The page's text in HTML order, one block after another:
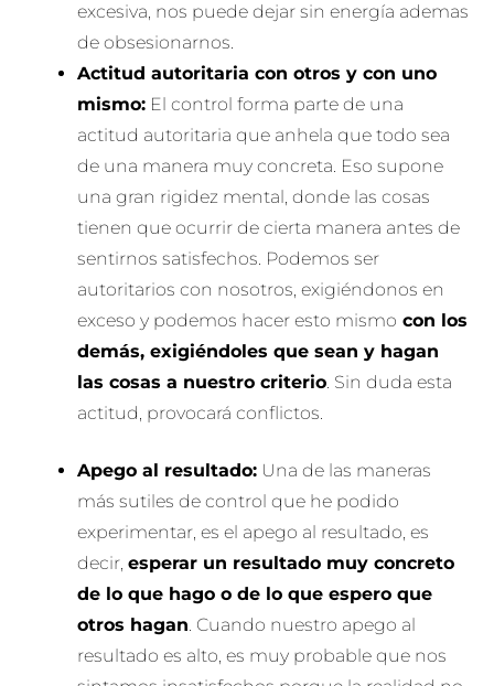
excesiva, nos puede dejar sin energía ademas
de obsesionarnos.
Actitud autoritaria con otros y con uno
mismo: El control forma parte de una
actitud autoritaria que anhela que todo sea
de una manera muy concreta. Eso supone
una gran rigidez mental, donde las cosas
tienen que ocurrir de cierta manera antes de
sentirnos satisfechos. Podemos ser
autoritarios con nosotros, exigiéndonos en
exceso y podemos hacer esto mismo con los
demás, exigiéndoles que sean y hagan
las cosas a nuestro criterio. Sin duda esta
actitud, provocará conflictos.
Apego al resultado: Una de las maneras
más sutiles de control que he podido
experimentar, es el apego al resultado, es
decir,esperar un resultado muy concreto
de lo que hago o de lo que espero que
otros hagan. Cuando nuestro apego al
resultado es alto, es muy probable que nos